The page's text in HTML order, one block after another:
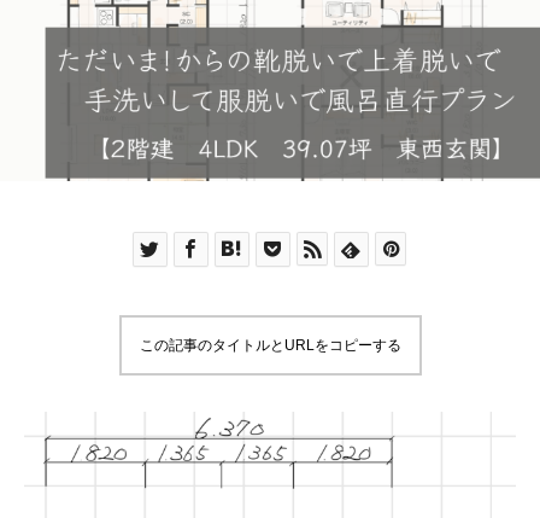
この記事のタイトルとURLをコピーする